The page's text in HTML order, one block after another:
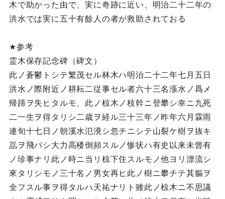
木で助かった由で、実に奇跡に近い、明治二十二年の
洪水では実に五十有餘人の者が救助されておる
★参考
霊木保存記念碑（碑文）
此ノ蒼鬱トシテ繁茂セル林木ハ明治二十二年七月五日
洪水ノ際附近ノ耕耘二従事セル者六十三名漲水ノ爲メ
帰蹄ヲ失ヒタルモ、此ノ椋木ノ枝幹ニ登攀シ幸ニ九死
二一生ヲ得タリシ二歳ヲ経ル三十三年ノ昨年六月霖雨
連旬十七日ノ朝溪水氾溌シ忽チニシテ山裂ケ樹ヲ抜キ
嵓ヲ飛バシ大力高楼倒頻スルノ惨状ハ有史以来未曾有
ノ珍事ナリ此ノ時ニ当リ椋下住スルモノ他ヨリ漂流シ
來タリシモノ三十名ノ男女再ヒ此ノ樹ニ攀チテ其軀ヲ
全フスル事ヲ得タルハ天祐ナリト雖此ノ椋木ニ不思議